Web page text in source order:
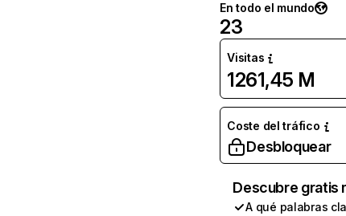
En todo el mundo
23
Visitas
1261,45 M
Coste del tráfico
Desbloquear
Descubre gratis
A qué palabras